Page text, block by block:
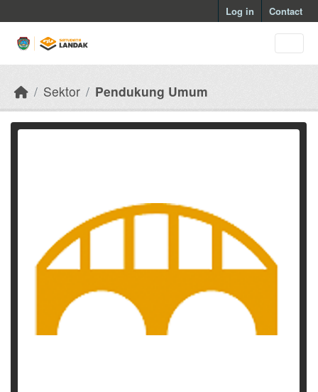
Log in Contact
Sektor Pendukung Umum